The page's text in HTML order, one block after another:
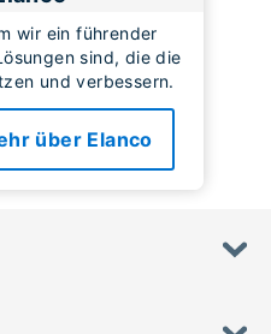
wir ein führender
sind, die die
und verbessern.
über Elanco